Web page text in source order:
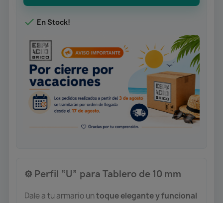
 En Stock!
⚙ ️ Perfil “U” para Tablero de 10 mm
Dale a tu armario untoque elegante y funcional